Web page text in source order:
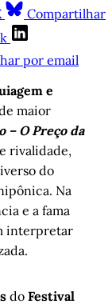
Compartilhar
por email
e
maior
– O Preço da
rivalidade,
do
Na
e a fama
interpretar
do Festival